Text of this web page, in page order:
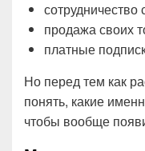
продажа своих
платные
Но перед тем как
понять, какие
чтобы вообще